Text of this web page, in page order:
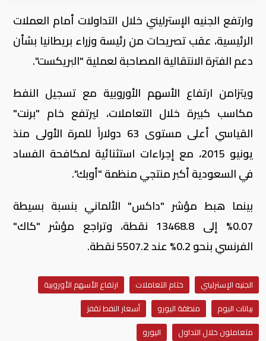
وارتفع الجنيه الإسترليني خلال التداولات أمام العملات
الرئيسية، عقب تصريحات من رئيسة وزراء بريطانيا بشأن
دعم الفترة الانتقالية المصاحبة لعملية "البريكست".
ويتزامن ارتفاع الأسهم الأوروبية مع تسجيل النفط
مكاسب كبيرة خلال التعاملات، ليرتفع خام "برنت"
القياسي أعلى مستوى 63 دولاراً للمرة الأولى منذ
يونيو 2015، مع إجراءات استثنائية لمكافحة الفساد
في السعودية أكبر منتجي منظمة "أوبك".
بينما هبط مؤشر "داكس" الألماني بنسبة بسيطة
0.07% إلى 13468.8 نقطة، وتراجع مؤشر "كاك"
الفرنسي بنحو 0.2% عند 5507.2 نقطة.
الجنيه الإسترليني ختام التعاملات
ارتفاع الأسهم الأوروبية
بيانات اليوم
منطقة اليورو
أسعار النفط تقفز
متعاملون خلال التداول
اليورو